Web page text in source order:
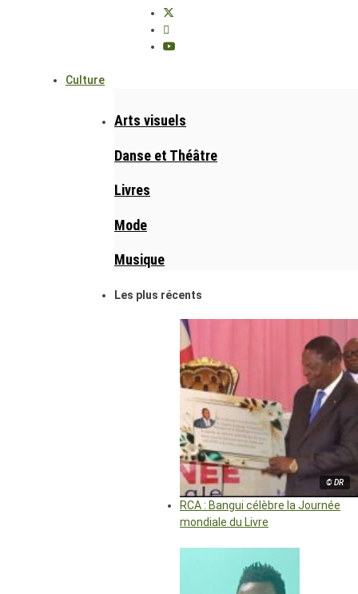
Culture
Arts visuels
Danse et Théâtre
Livres
Mode
Musique
Les plus récents
© DR
RCA : Bangui célèbre la Journée
mondiale du Livre